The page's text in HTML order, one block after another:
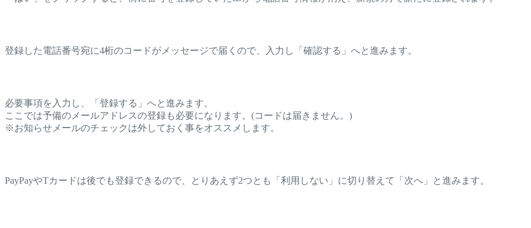
登録した電話番号宛に4桁のコードがメッセージで届くので、入力し「確認する」へと進みます。
必要事項を入力し、「登録する」へと進みます。
ここでは予備のメールアドレスの登録も必要になります。(コードは届きません。)
※お知らせメールのチェックは外しておく事をオススメします。
PayPayやTカードは後でも登録できるので、とりあえず2つとも「利用しない」に切り替えて「次へ」と進みます。